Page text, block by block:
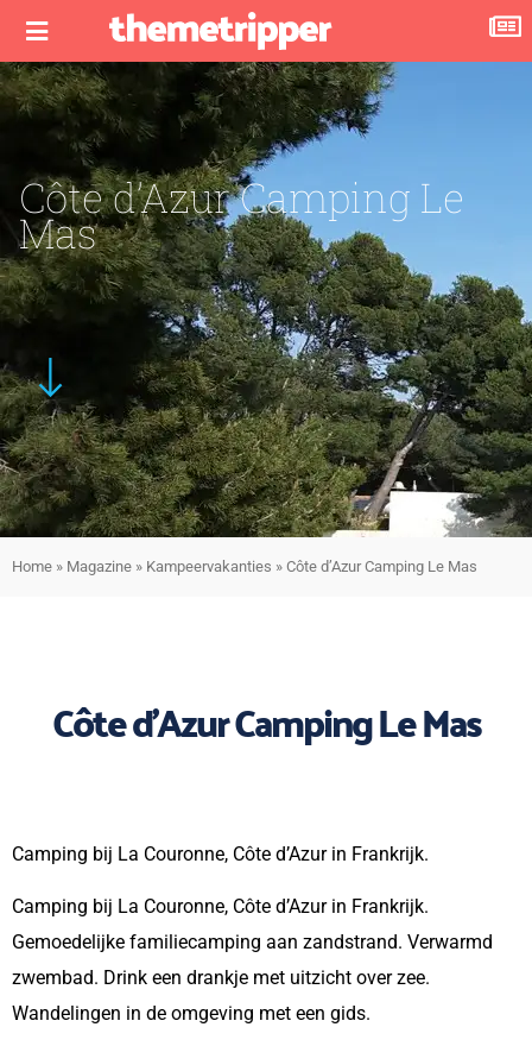
Côte d’Azur Camping Le
Mas
Home » Magazine » Kampeervakanties » Côte d’Azur Camping Le Mas
Côte d’Azur Camping Le Mas
Camping bij La Couronne, Côte d’Azur in Frankrijk.
Camping bij La Couronne, Côte d’Azur in Frankrijk.
Gemoedelijke familiecamping aan zandstrand. Verwarmd
zwembad. Drink een drankje met uitzicht over zee.
Wandelingen in de omgeving met een gids.